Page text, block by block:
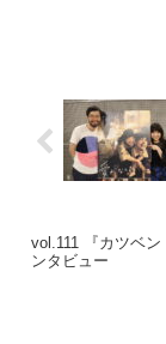
vol.111 『カツベ
ンタビュー